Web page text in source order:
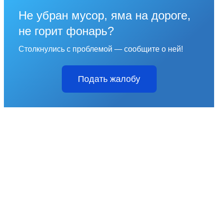
Не убран мусор, яма на дороге,
не горит фонарь?
Столкнулись с проблемой — сообщите о ней!
Подать жалобу